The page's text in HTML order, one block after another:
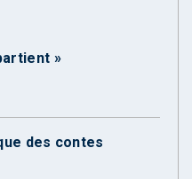
»
des contes